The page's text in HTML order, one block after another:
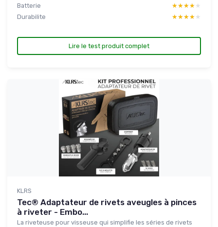
Batterie
★★★★★
★★★★★
Durabilite
★★★★★
★★★★★
Lire le test produit complet
KLRS
Tec® Adaptateur de rivets aveugles à pinces
à riveter - Embo...
La riveteuse pour visseuse qui simplifie les séries de rivets